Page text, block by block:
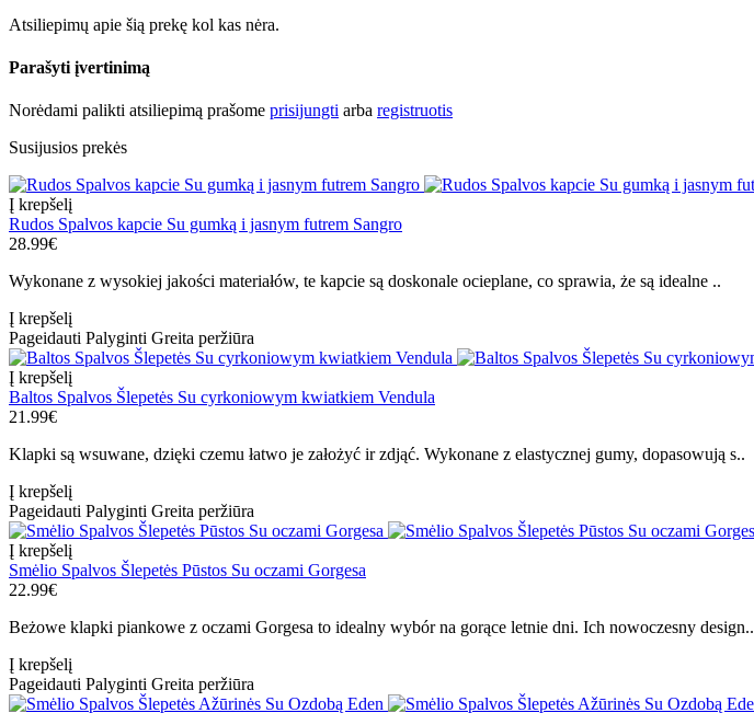
Atsiliepimų apie šią prekę kol kas nėra.
Parašyti įvertinimą
Norėdami palikti atsiliepimą prašome prisijungti arba registruotis
Susijusios prekės
Į krepšelį
Rudos Spalvos kapcie Su gumką i jasnym futrem Sangro
28.99€
Wykonane z wysokiej jakości materiałów, te kapcie są doskonale ocieplane, co sprawia, że są idealne ..
Į krepšelį
Pageidauti Palyginti Greita peržiūra
Į krepšelį
Baltos Spalvos Šlepetės Su cyrkoniowym kwiatkiem Vendula
21.99€
Klapki są wsuwane, dzięki czemu łatwo je założyć ir zdjąć. Wykonane z elastycznej gumy, dopasowują s..
Į krepšelį
Pageidauti Palyginti Greita peržiūra
Į krepšelį
Smėlio Spalvos Šlepetės Pūstos Su oczami Gorgesa
22.99€
Beżowe klapki piankowe z oczami Gorgesa to idealny wybór na gorące letnie dni. Ich nowoczesny design..
Į krepšelį
Pageidauti Palyginti Greita peržiūra